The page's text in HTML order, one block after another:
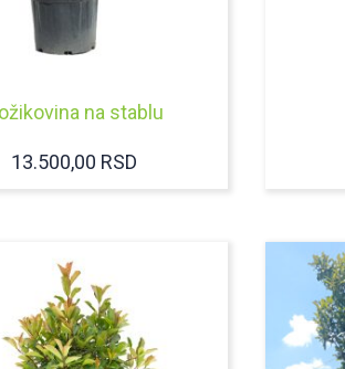
na stablu
13.500,00 RSD